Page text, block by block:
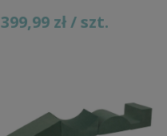
399,99 zł / szt.